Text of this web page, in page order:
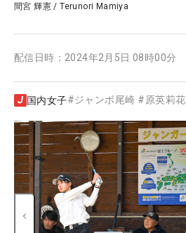
間宮 輝憲 /Terunori Mamiya
配信日時： 2024年2月5日 08時00分
国内女子#ジャンボ尾崎 # 原英莉花